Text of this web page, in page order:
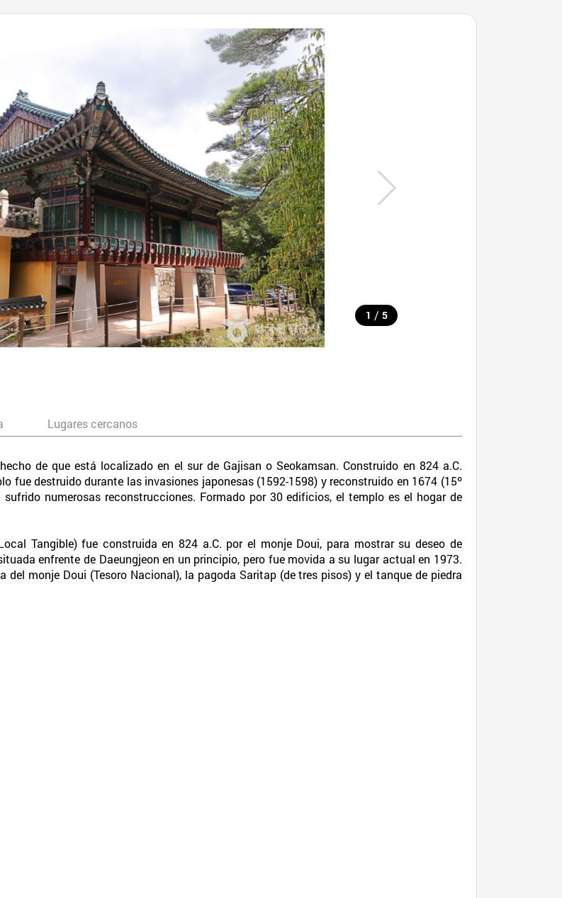
1 / 5
Lugares cercanos
de que está localizado en el sur de Gajisan o Seokamsan. Construido en 824 a.C.
fue destruido durante las invasiones japonesas (1592-1598) y reconstruido en 1674 (15º
numerosas reconstrucciones. Formado por 30 edificios, el templo es el hogar de
Tangible) fue construida en 824 a.C. por el monje Doui, para mostrar su deseo de
enfrente de Daeungjeon en un principio, pero fue movida a su lugar actual en 1973.
monje Doui (Tesoro Nacional), la pagoda Saritap (de tres pisos) y el tanque de piedra